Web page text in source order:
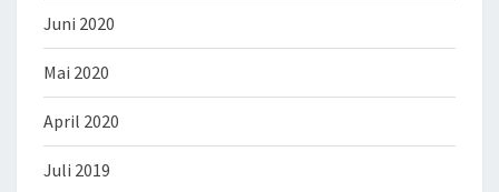
Juni 2020
Mai 2020
April 2020
Juli 2019